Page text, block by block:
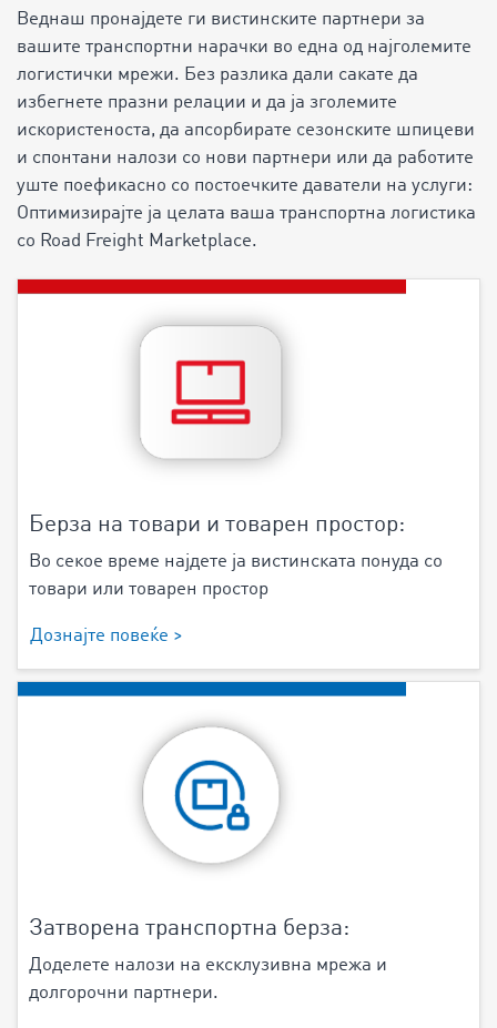
Веднаш пронајдете ги вистинските партнери за
вашите транспортни нарачки во една од најголемите
логистички мрежи. Без разлика дали сакате да
избегнете празни релации и да ја зголемите
искористеноста, да апсорбирате сезонските шпицеви
и спонтани налози со нови партнери или да работите
уште поефикасно со постоечките даватели на услуги:
Оптимизирајте ја целата ваша транспортна логистика
со Road Freight Marketplace.
Берза на товари и товарен простор:
Во секое време најдете ја вистинската понуда со
товари или товарен простор
Дознајте повеќе >
Затворена транспортна берза:
Доделете налози на ексклузивна мрежа и
долгорочни партнери.